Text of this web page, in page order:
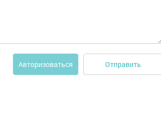
Авторизоваться Отправить